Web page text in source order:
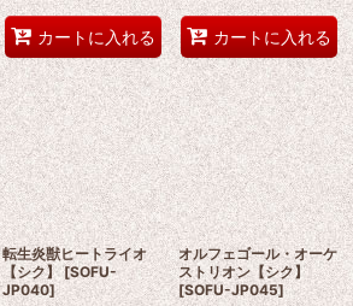
カートに入れる カートに入れる
転生炎獣ヒートライオ
【シク】 [SOFU-
JP040]
オルフェゴール・オーケ
ストリオン【シク】
[SOFU-JP045]